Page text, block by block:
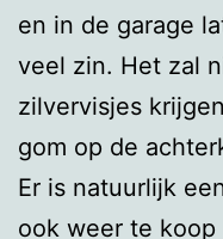
en in de garage
veel zin. Het zal
zilvervisjes
gom op de
Er is natuurlijk
ook weer te